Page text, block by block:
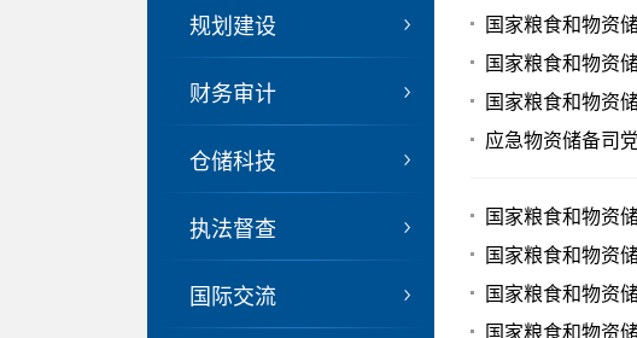
规划建设
财务审计
仓储科技
执法督查
国际交流
国家粮食和物资
国家粮食和物资
国家粮食和物资
应急物资储备司
国家粮食和物资
国家粮食和物资
国家粮食和物资
国家粮食和物资